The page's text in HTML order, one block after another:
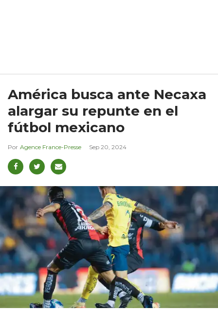
América busca ante Necaxa
alargar su repunte en el
fútbol mexicano
Agence France-Presse Sep 20, 2024